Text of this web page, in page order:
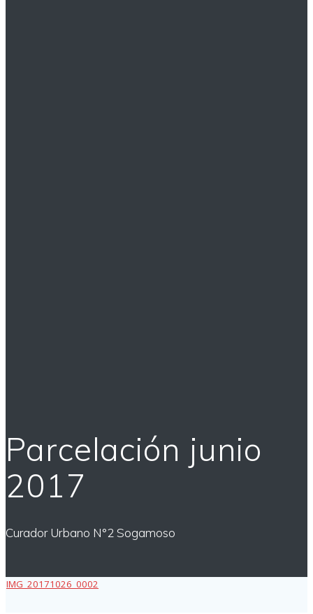
Parcelación junio
2017
Curador Urbano N°2 Sogamoso
IMG_20171026_0002